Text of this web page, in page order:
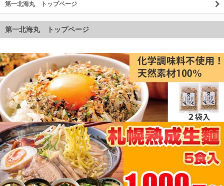
第一北海丸 トップページ
第一北海丸 トップページ